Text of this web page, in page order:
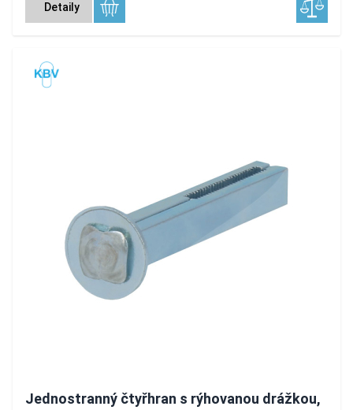
Detaily
Jednostranný čtyřhran s rýhovanou drážkou,